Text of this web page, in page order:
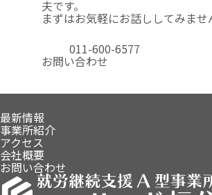
夫です。
まずはお気軽にお話ししてみませ
011-600-6577
お問い合わせ
最新情報
事業所紹介
アクセス
会社概要
お問い合わせ